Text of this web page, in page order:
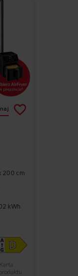
200 cm
kWh
Karta
produktu